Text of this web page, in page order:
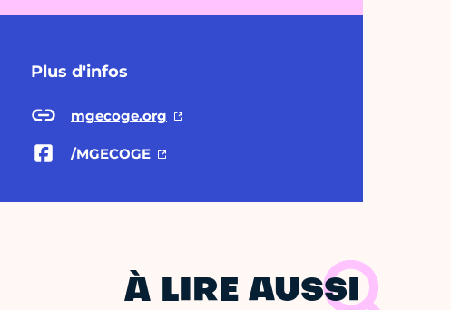
Plus d'infos
mgecoge.org
/MGECOGE
À LIRE AUSSI